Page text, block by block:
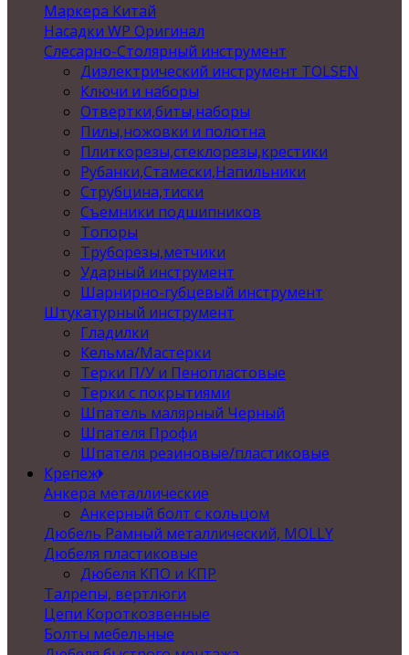
Маркера Китай
Насадки WP Оригинал
Слесарно-Столярный инструмент
Диэлектрический инструмент TOLSEN
Ключи и наборы
Отвертки,биты,наборы
Пилы,ножовки и полотна
Плиткорезы,стеклорезы,крестики
Рубанки,Стамески,Напильники
Струбцина,тиски
Съемники подшипников
Топоры
Труборезы,метчики
Ударный инструмент
Шарнирно-губцевый инструмент
Штукатурный инструмент
Гладилки
Кельма/Мастерки
Терки П/У и Пенопластовые
Терки с покрытиями
Шпатель малярный Черный
Шпателя Профи
Шпателя резиновые/пластиковые
Крепеж
Анкера металлические
Анкерный болт с кольцом
Дюбель Рамный металлический, MOLLY
Дюбеля пластиковые
Дюбеля КПО и КПР
Талрепы, вертлюги
Цепи Короткозвенные
Болты мебельные